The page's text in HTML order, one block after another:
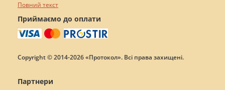
Повний текст
Приймаємо до оплати
Copyright © 2014-2026 «Протокол». Всі права захищені.
Партнери